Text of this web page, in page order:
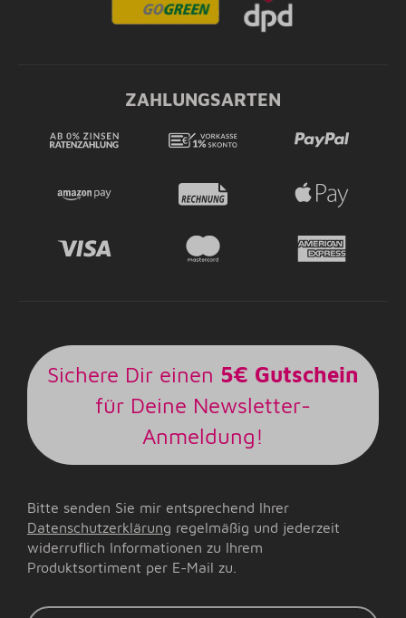
ZAHLUNGSARTEN
Sichere Dir einen 5€ Gutschein
für Deine Newsletter-
Anmeldung!
Bitte senden Sie mir entsprechend Ihrer
Datenschutzerklärung regelmäßig und jederzeit
widerruflich Informationen zu Ihrem
Produktsortiment per E-Mail zu.
E-